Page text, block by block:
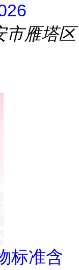
市雁塔区
标准含